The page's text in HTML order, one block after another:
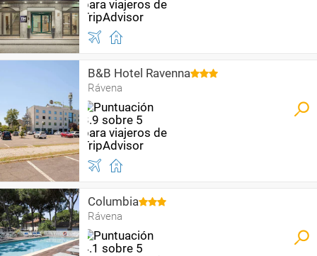
B&B Hotel Ravenna
Rávena
Columbia
Rávena